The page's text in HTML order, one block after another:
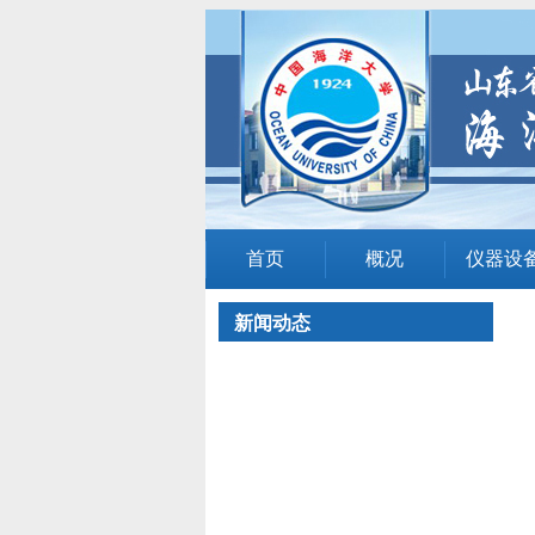
首页 概况 仪器设
新闻动态